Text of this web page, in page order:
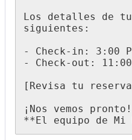
Los
detalles de tu
siguientes :
-
Check- in : 3 : 00 P
-
Check- out : 11 : 00
[ Revisa tu reserva
¡ Nos vemos pronto !
**El equipo de Mi